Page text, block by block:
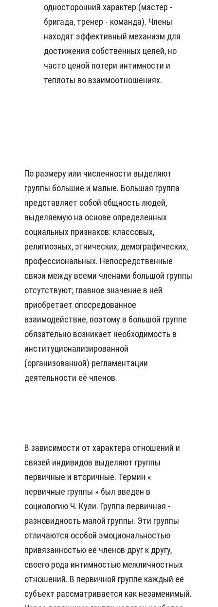
односторонний характер (мастер -
бригада, тренер - команда). Члены
находят эффективный механизм для
достижения собственных целей, но
часто ценой потери интимности и
теплоты во взаимоотношениях.
По размеру или численности выделяют
группы большие и малые. Большая группа
представляет собой общность людей,
выделяемую на основе определенных
социальных признаков: классовых,
религиозных, этнических, демографических,
профессиональных. Непосредственные
связи между всеми членами большой группы
отсутствуют; главное значение в ней
приобретает опосредованное
взаимодействие, поэтому в большой группе
обязательно возникает необходимость в
институционализированной
(организованной) регламентации
деятельности её членов.
В зависимости от характера отношений и
связей индивидов выделяют группы
первичные и вторичные. Термин «
первичные группы » был введен в
социологию Ч. Кули. Группа первичная -
разновидность малой группы. Эти группы
отличаются особой эмоциональностью
привязанностью её членов друг к другу,
своего рода интимностью межличностных
отношений. В первичной группе каждый её
субъект рассматривается как незаменимый.